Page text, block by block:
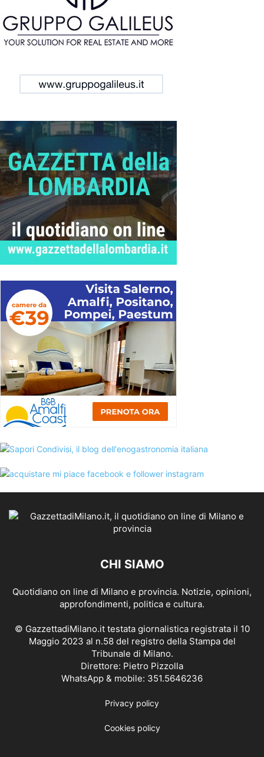
CHI SIAMO
Quotidiano on line di Milano e provincia. Notizie, opinioni,
approfondimenti, politica e cultura.
© GazzettadiMilano.it testata giornalistica registrata il 10
Maggio 2023 al n.58 del registro della Stampa del
Tribunale di Milano.
Direttore: Pietro Pizzolla
WhatsApp & mobile: 351.5646236
Privacy policy
Cookies policy